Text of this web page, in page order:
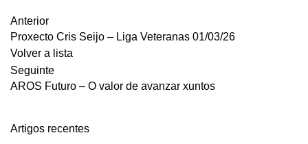
Anterior
Proxecto Cris Seijo – Liga Veteranas 01/03/26
Volver a lista
Seguinte
AROS Futuro – O valor de avanzar xuntos
Artigos recentes